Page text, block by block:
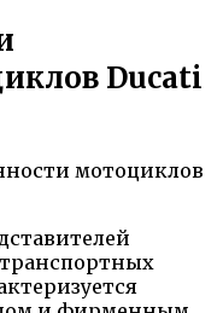
Ducati